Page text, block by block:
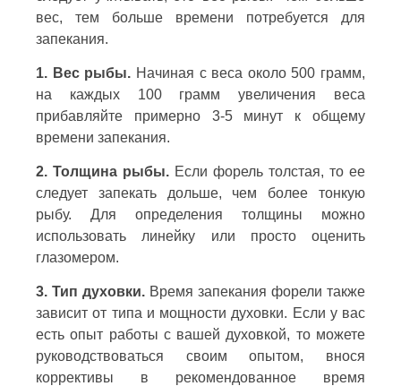
вес, тем больше времени потребуется для
запекания.
1. Вес рыбы. Начиная с веса около 500 грамм,
на каждых 100 грамм увеличения веса
прибавляйте примерно 3-5 минут к общему
времени запекания.
2. Толщина рыбы. Если форель толстая, то ее
следует запекать дольше, чем более тонкую
рыбу. Для определения толщины можно
использовать линейку или просто оценить
глазомером.
3. Тип духовки. Время запекания форели также
зависит от типа и мощности духовки. Если у вас
есть опыт работы с вашей духовкой, то можете
руководствоваться своим опытом, внося
коррективы в рекомендованное время